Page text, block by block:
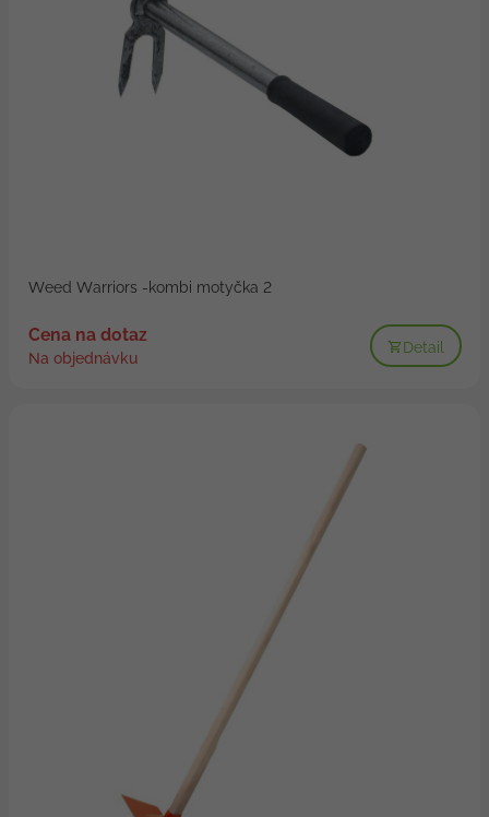
Weed Warriors -kombi motyčka 2
Cena na dotaz
Na objednávku
Detail